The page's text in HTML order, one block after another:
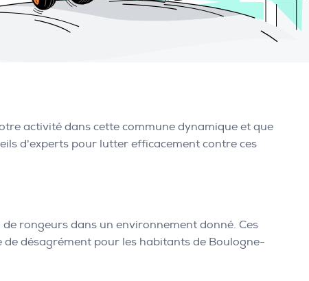
activité dans cette commune dynamique et que
d'experts pour lutter efficacement contre ces
rongeurs dans un environnement donné. Ces
désagrément pour les habitants de Boulogne-